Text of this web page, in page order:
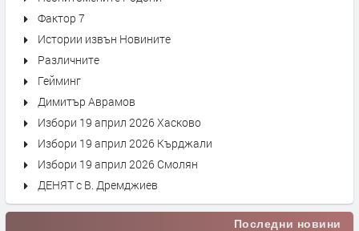
Фактор 7
Истории извън Новините
Различните
Гейминг
Димитър Аврамов
Избори 19 април 2026 Хасково
Избори 19 април 2026 Кърджали
Избори 19 април 2026 Смолян
ДЕНЯТ с В. Дремджиев
Последни новини